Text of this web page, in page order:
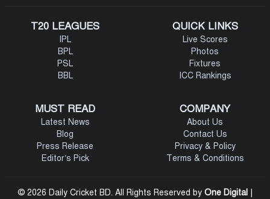
T20 LEAGUES
IPL
BPL
PSL
BBL
QUICK LINKS
Live Scores
Photos
Fixtures
ICC Rankings
MUST READ
Latest News
Blog
Press Release
Editor’s Pick
COMPANY
About Us
Contact Us
Privacy & Policy
Terms & Conditions
© 2026 Daily Cricket BD. All Rights Reserved by One Digital|